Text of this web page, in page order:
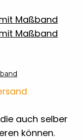
1
auch selber
können.